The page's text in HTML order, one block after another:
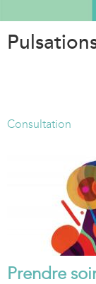
Consultation
Prendre